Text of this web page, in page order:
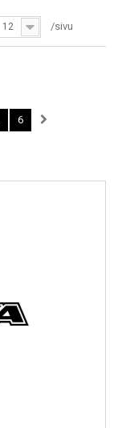
12 /sivu
6